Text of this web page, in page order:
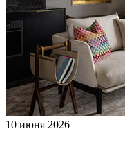
10 июня 2026